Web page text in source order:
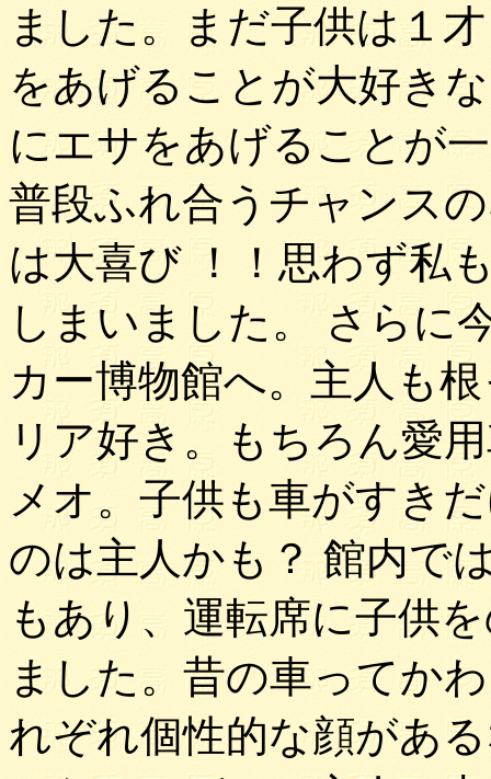
ました。まだ子供は１
をあげることが大好き
にエサをあげることが
普段ふれ合うチャンス
は大喜び ！！思わず私
しまいました。 さらに
カー博物館へ。主人も
リア好き。もちろん愛
メオ。子供も車がすき
のは主人かも？ 館内で
もあり、運転席に子供
ました。昔の車ってか
れぞれ個性的な顔があ